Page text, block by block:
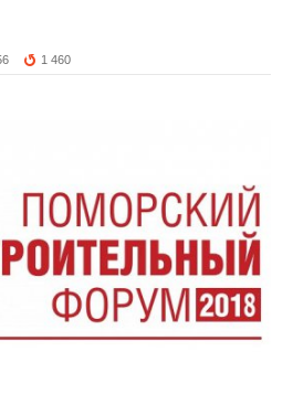
1 460